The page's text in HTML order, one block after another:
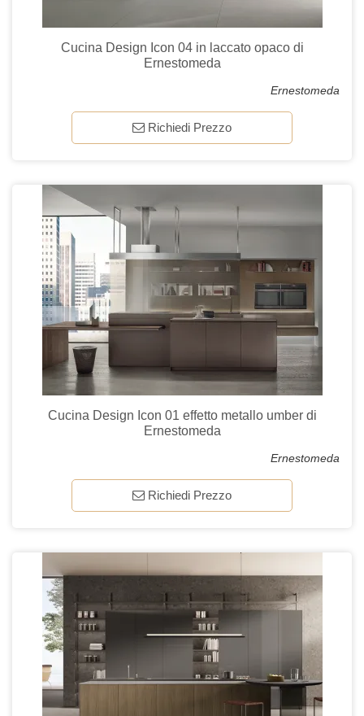
Cucina Design Icon 04 in laccato opaco di
Ernestomeda
Ernestomeda
Richiedi Prezzo
Cucina Design Icon 01 effetto metallo umber di
Ernestomeda
Ernestomeda
Richiedi Prezzo